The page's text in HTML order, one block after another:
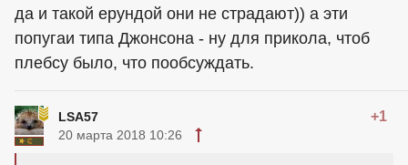
да и такой ерундой они не страдают)) а эти
попугаи типа Джонсона - ну для прикола, чтоб
плебсу было, что пообсуждать.
LSA57 +1
20 марта 2018 10:26